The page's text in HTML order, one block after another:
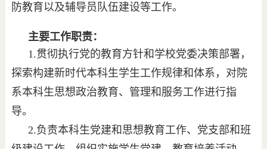
防教育以及辅导员队伍建设等工作。
主要工作职责：
1.贯彻执行党的教育方针和学校党委决策部署，
探索构建新时代本科生学生工作规律和体系，对院
系本科生思想政治教育、管理和服务工作进行指
导。
2.负责本科生党建和思想教育工作、党支部和班